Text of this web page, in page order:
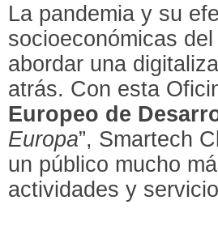
La pandemia y su
socioeconómicas
abordar una
atrás. Con esta
Europeo de
Europa”, Smartech
un público mucho
actividades y